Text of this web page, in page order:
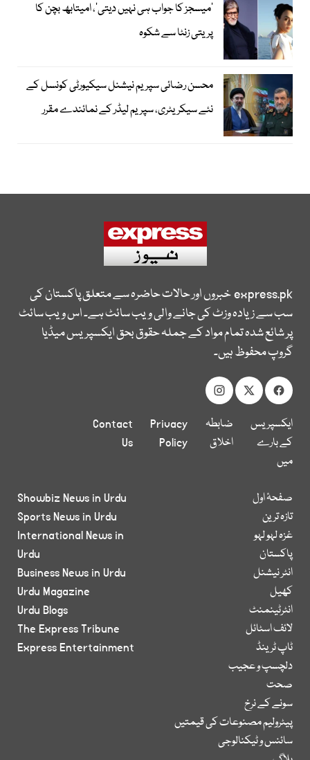
’میسجز کا جواب ہی نہیں دیتی‘، امیتابھ بچن کا
پریتی زنٹا سے شکوہ
محسن رضائی سپریم نیشنل سیکیورٹی کونسل کے
نئے سیکریٹری، سپریم لیڈر کے نمائندے مقرر
express.pkخبروں اور حالات حاضرہ سے متعلق پاکستان کی
سب سے زیادہ وزٹ کی جانے والی ویب سائٹ ہے۔ اس ویب سائٹ
پر شائع شدہ تمام مواد کے جملہ حقوق بحق ایکسپریس میڈیا
گروپ محفوظ ہیں۔
ایکسپریس
کے بارے
میں
ضابطہ
اخلاق
Privacy
Policy
Contact
Us
صفحۂ اول
تازہ ترین
غزہ لہو لہو
پاکستان
انٹر نیشنل
کھیل
انٹرٹینمنٹ
لائف اسٹائل
ٹاپ ٹرینڈ
دلچسپ و عجیب
صحت
سونے کے نرخ
پیٹرولیم مصنوعات کی قیمتیں
سائنس و ٹیکنالوجی
Showbiz News in Urdu
Sports News in Urdu
International News in
Urdu
Business News in Urdu
Urdu Magazine
Urdu Blogs
The Express Tribune
Express Entertainment